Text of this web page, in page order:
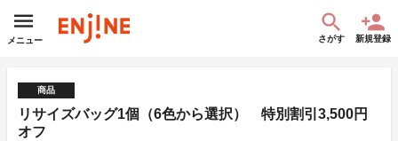
メニュー さがす 新規登録
商品
リサイズバッグ1個（6色から選択） 特別割引3,500円
オフ